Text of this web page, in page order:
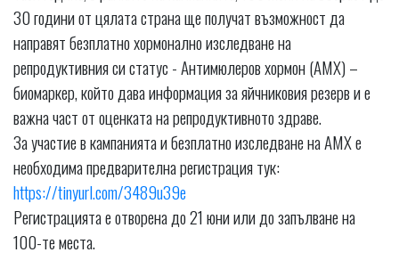
30 години от цялата страна ще получат възможност да
направят безплатно хормонално изследване на
репродуктивния си статус - Антимюлеров хормон (АМХ) –
биомаркер, който дава информация за яйчниковия резерв и е
важна част от оценката на репродуктивното здраве.
За участие в кампанията и безплатно изследване на АМХ е
необходима предварителна регистрация тук:
https://tinyurl.com/3489u39e
Регистрацията е отворена до 21 юни или до запълване на
100-те места.